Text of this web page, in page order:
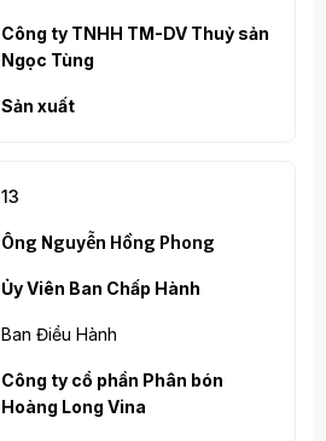
Công ty TNHH TM-DV Thuỷ sản
Ngọc Tùng
Sản xuất
13
Ông Nguyễn Hồng Phong
Ủy Viên Ban Chấp Hành
Ban Điều Hành
Công ty cổ phần Phân bón
Hoàng Long Vina